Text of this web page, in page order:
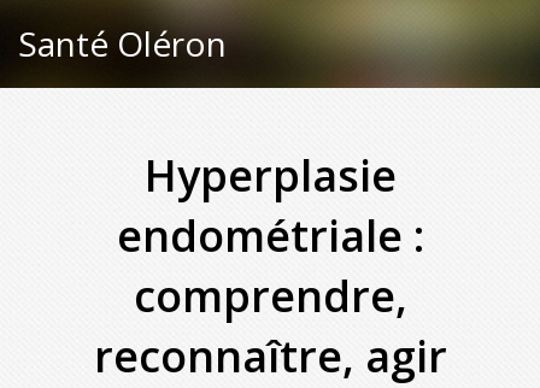
Santé Oléron
Hyperplasie
endométriale :
comprendre,
reconnaître, agir